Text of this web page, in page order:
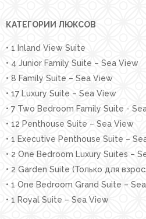
КАТЕГОРИИ ЛЮКСОВ
• 1 Inland View Suite
• 4 Junior Family Suite – Sea View
• 8 Family Suite – Sea View
• 17 Luxury Suite – Sea View
• 7 Two Bedroom Family Suite -
• 12 Penthouse Suite – Sea View
• 1 Executive Penthouse Suite –
• 2 One Bedroom Luxury Suites –
• 2 Garden Suite (Только для
• 1 One Bedroom Grand Suite –
• 1 Royal Suite – Sea View